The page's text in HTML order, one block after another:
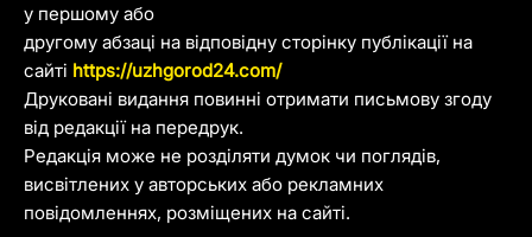
у першому або
другому абзаці на відповідну сторінку публікації на
сайті https://uzhgorod24.com/
Друковані видання повинні отримати письмову згоду
від редакції на передрук.
Редакція може не розділяти думок чи поглядів,
висвітлених у авторських або рекламних
повідомленнях, розміщених на сайті.